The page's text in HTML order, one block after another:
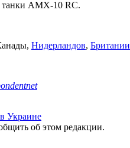
танки AMX-10 RC.
Нидерландов, Британии
Украине
об этом редакции.